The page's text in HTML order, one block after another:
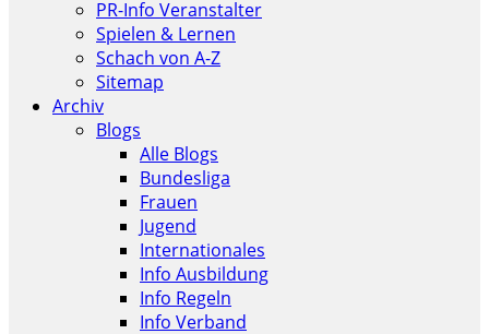
PR-Info Veranstalter
Spielen & Lernen
Schach von A-Z
Sitemap
Archiv
Blogs
Alle Blogs
Bundesliga
Frauen
Jugend
Internationales
Info Ausbildung
Info Regeln
Info Verband